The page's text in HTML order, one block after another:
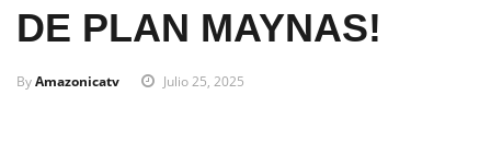
DE PLAN MAYNAS!
ByAmazonicatv Julio 25, 2025